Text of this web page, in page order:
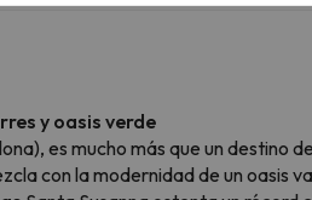
y oasis verde
es mucho más que un destino
con la modernidad de un oasis